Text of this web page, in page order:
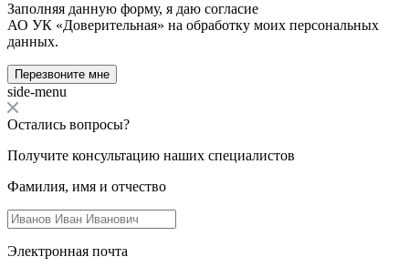
Заполняя данную форму, я даю согласие
АО УК «Доверительная» на обработку моих персональных
данных.
Перезвоните мне
side-menu
Остались вопросы?
Получите консультацию наших специалистов
Фамилия, имя и отчество
Электронная почта